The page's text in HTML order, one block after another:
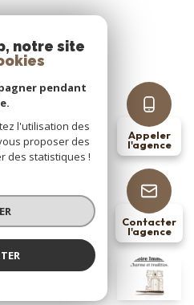
COTE LOIRE IMMO
Appeler
l'agence
Contacter
l'agence
notre site
pendant
l'utilisation des
proposer des
des statistiques !